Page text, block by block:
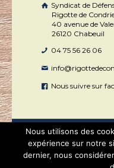
Syndicat de
Rigotte de
40 avenue de
26120 Chabeuil
04 75 56 26 06
Nous suivre sur
2020 - Rigotte de
Nous utilisons des
expérience sur notre
dernier, nous